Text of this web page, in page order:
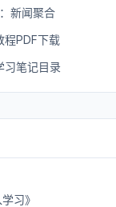
新闻聚合
PDF下载
习笔记目录
习》